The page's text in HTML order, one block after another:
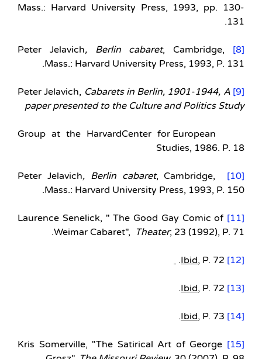
Mass.: Harvard University Press, 1993, pp. 130-
131.
[8]
, Berlin cabaret, Cambridge,
Mass.: Harvard University Press, 1993, P. 131.
[9]
Peter Jelavich,
Cabarets in Berlin, 1901-1944, A
paper presented to the Culture and Politics Study
Group at the HarvardCenter for European
Studies, 1986. P. 18
[10]
, Berlin cabaret, Cambridge,
Mass.: Harvard University Press, 1993, P. 150.
[11]
Laurence Senelick, " The Good Gay Comic of
Weimar Cabaret", Theater; 23 (1992), P. 71.
[12]
Ibid, P. 72.
[13]
Ibid, P. 72.
[14]
Ibid, P. 73.
[15]
Kris Somerville, "The Satirical Art of George